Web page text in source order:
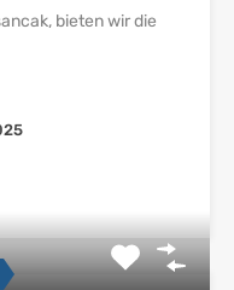
bieten wir die